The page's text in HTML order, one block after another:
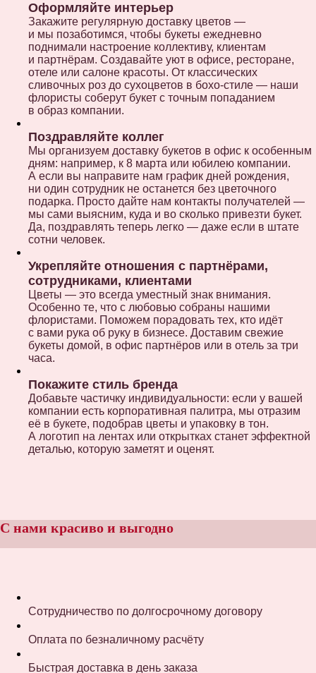
Оформляйте интерьер
Закажите регулярную доставку цветов —
и мы позаботимся, чтобы букеты ежедневно
поднимали настроение коллективу, клиентам
и партнёрам. Создавайте уют в офисе, ресторане,
отеле или салоне красоты. От классических
сливочных роз до сухоцветов в бохо-стиле — наши
флористы соберут букет с точным попаданием
в образ компании.
Поздравляйте коллег
Мы организуем доставку букетов в офис к особенным
дням: например, к 8 марта или юбилею компании.
А если вы направите нам график дней рождения,
ни один сотрудник не останется без цветочного
подарка. Просто дайте нам контакты получателей —
мы сами выясним, куда и во сколько привезти букет.
Да, поздравлять теперь легко — даже если в штате
сотни человек.
Укрепляйте отношения с партнёрами,
сотрудниками, клиентами
Цветы — это всегда уместный знак внимания.
Особенно те, что с любовью собраны нашими
флористами. Поможем порадовать тех, кто идёт
с вами рука об руку в бизнесе. Доставим свежие
букеты домой, в офис партнёров или в отель за три
часа.
Покажите стиль бренда
Добавьте частичку индивидуальности: если у вашей
компании есть корпоративная палитра, мы отразим
её в букете, подобрав цветы и упаковку в тон.
А логотип на лентах или открытках станет эффектной
деталью, которую заметят и оценят.
С нами красиво и выгодно
Сотрудничество по долгосрочному договору
Оплата по безналичному расчёту
Быстрая доставка в день заказа